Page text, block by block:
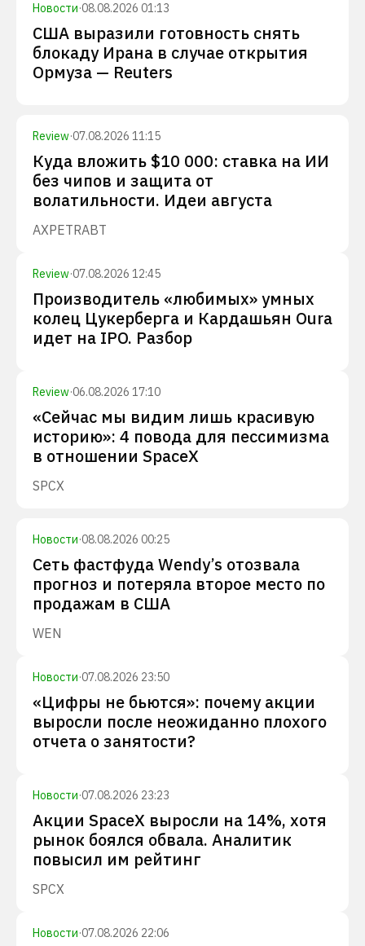
Новости·08.08.2026 01:13
США выразили готовность снять
блокаду Ирана в случае открытия
Ормуза — Reuters
Review·07.08.2026 11:15
Куда вложить $10 000: ставка на ИИ
без чипов и защита от
волатильности. Идеи августа
AXPETRABT
Review·07.08.2026 12:45
Производитель «любимых» умных
колец Цукерберга и Кардашьян Oura
идет на IPO. Разбор
Review·06.08.2026 17:10
«Сейчас мы видим лишь красивую
историю»: 4 повода для пессимизма
в отношении SpaceX
SPCX
Новости·08.08.2026 00:25
Сеть фастфуда Wendy’s отозвала
прогноз и потеряла второе место по
продажам в США
WEN
Новости·07.08.2026 23:50
«Цифры не бьются»: почему акции
выросли после неожиданно плохого
отчета о занятости?
Новости·07.08.2026 23:23
Акции SpaceX выросли на 14%, хотя
рынок боялся обвала. Аналитик
повысил им рейтинг
SPCX
Новости·07.08.2026 22:06